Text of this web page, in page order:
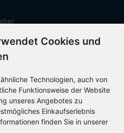
Cookies und
Technologien, auch von
Funktionsweise der Website
unseres Angebotes zu
Einkaufserlebnis
finden Sie in unserer